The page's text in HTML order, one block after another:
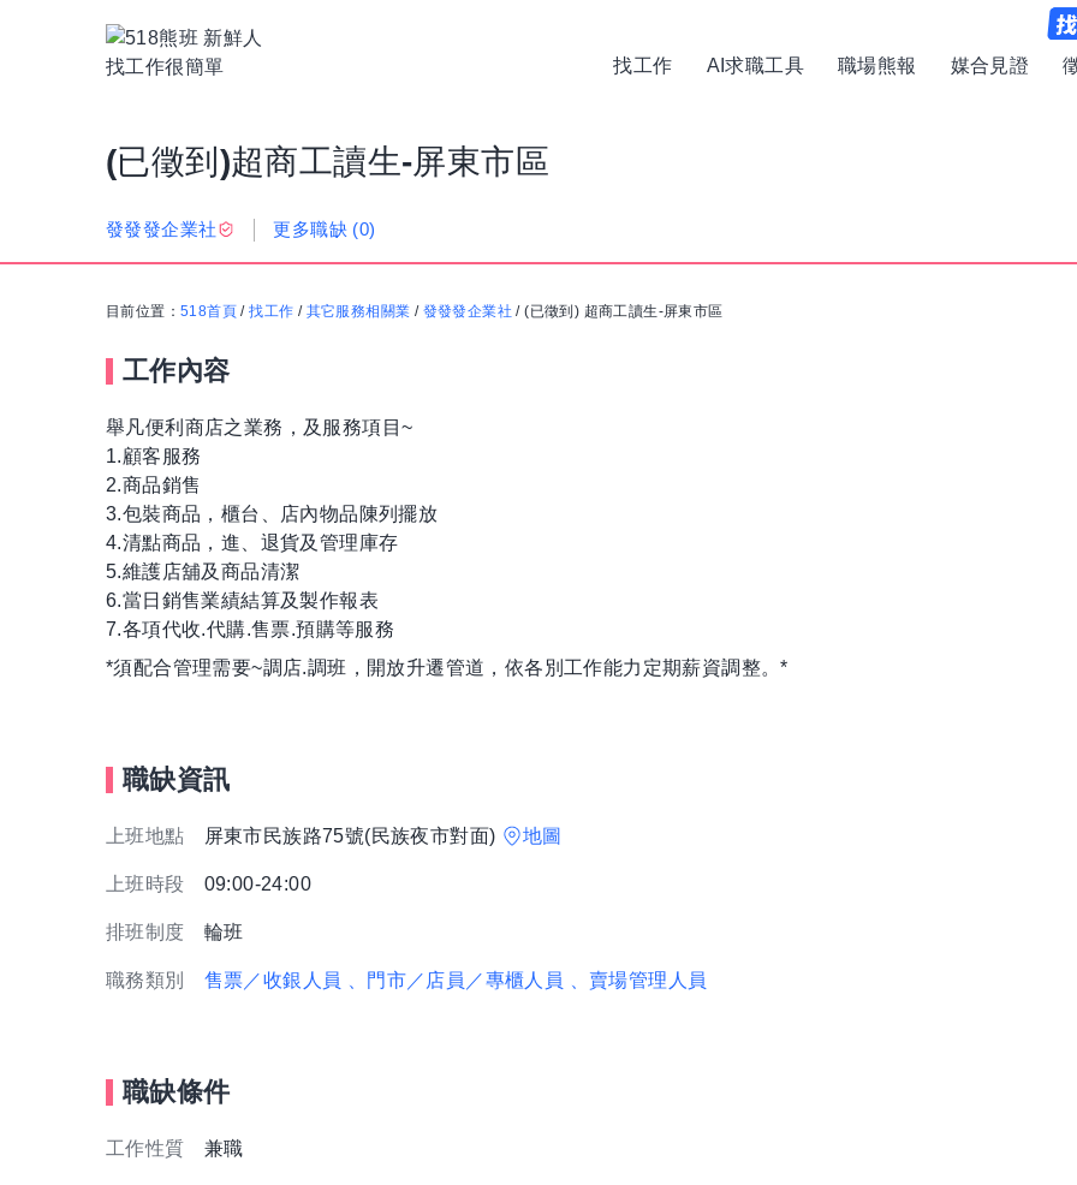
找工作 AI求職工具 職場熊報 媒合見證
(已徵到)超商工讀生-屏東市區
發發發企業社 更多職缺 (0)
目前位置： 518首頁 /找工作 / 其它服務相關業 / 發發發企業社 /(已徵到) 超商工讀生-屏東市區
工作內容
舉凡便利商店之業務，及服務項目~
1.顧客服務
2.商品銷售
3.包裝商品，櫃台、店內物品陳列擺放
4.清點商品，進、退貨及管理庫存
5.維護店舖及商品清潔
6.當日銷售業績結算及製作報表
7.各項代收.代購.售票.預購等服務
*須配合管理需要~調店.調班，開放升遷管道，依各別工作能力定期薪資調整。*
職缺資訊
上班地點 屏東市民族路75號(民族夜市對面) 地圖
上班時段 09:00-24:00
排班制度 輪班
職務類別 售票／收銀人員 、門市／店員／專櫃人員 、賣場管理人員
職缺條件
工作性質 兼職